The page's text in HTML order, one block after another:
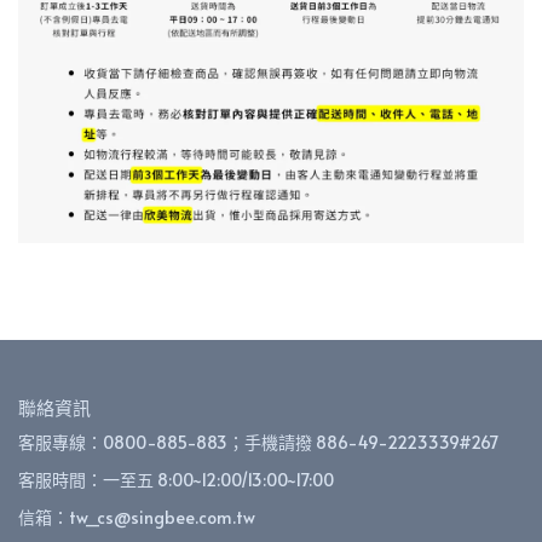
聯絡資訊
客服專線：0800-885-883；手機請撥 886-49-2223339#267
客服時間：一至五 8:00~12:00/13:00~17:00
信箱：tw_cs@singbee.com.tw